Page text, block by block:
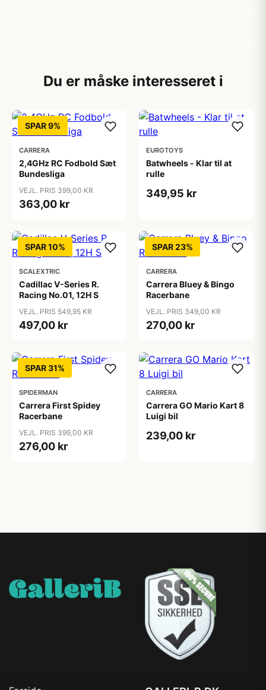
Du er måske interesseret i
SPAR 9%
CARRERA
2,4GHz RC Fodbold Sæt
Bundesliga
VEJL. PRIS 399,00 KR
363,00 kr
EUROTOYS
Batwheels - Klar til at
rulle
349,95 kr
SPAR 10%
SCALEXTRIC
Cadillac V-Series R.
Racing No.01, 12H S
VEJL. PRIS 549,95 KR
497,00 kr
SPAR 23%
CARRERA
Carrera Bluey & Bingo
Racerbane
VEJL. PRIS 349,00 KR
270,00 kr
SPAR 31%
SPIDERMAN
Carrera First Spidey
Racerbane
VEJL. PRIS 399,00 KR
276,00 kr
CARRERA
Carrera GO Mario Kart 8
Luigi bil
239,00 kr